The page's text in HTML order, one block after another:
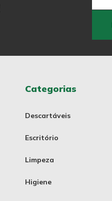
Categorias
Descartáveis
Escritório
Limpeza
Higiene